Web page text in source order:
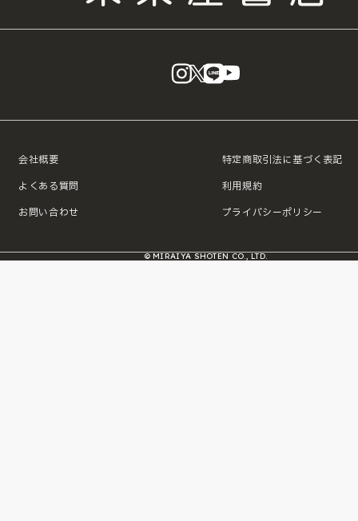
instagram
X LINE
会社概要
よくある質問
お問い合わせ
特定商取引法に基づく表記
利用規約
プライバシーポリシー
© MIRAIYA SHOTEN CO., LTD.